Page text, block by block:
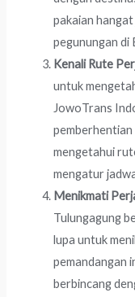
pakaian
pegunungan di
Kenali Rute
untuk
JowoTrans
pemberhentian
mengetahui
mengatur
Menikmati
Tulungagung
lupa untuk
pemandangan
berbincang